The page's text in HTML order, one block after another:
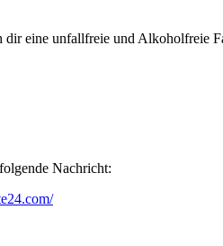
dir eine unfallfreie und Alkoholfreie
Nachricht: